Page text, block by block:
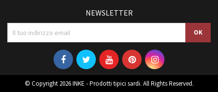
NEWSLETTER
© Copyright 2026 INKE - Prodotti tipici sardi. All Rights Reserved.